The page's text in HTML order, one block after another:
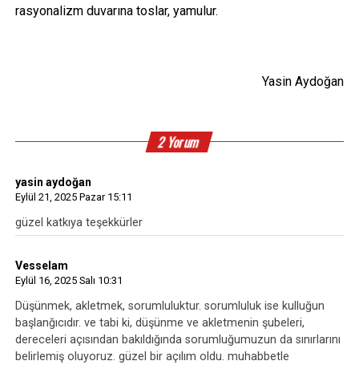
rasyonalizm duvarına toslar, yamulur.
Yasin Aydoğan
2 Yorum
yasin aydoğan
Eylül 21, 2025 Pazar 15:11
güzel katkıya teşekkürler
Vesselam
Eylül 16, 2025 Salı 10:31
Düşünmek, akletmek, sorumluluktur. sorumluluk ise kulluğun
başlanğıcıdır. ve tabi ki, düşünme ve akletmenin şubeleri,
dereceleri açısından bakıldığında sorumluğumuzun da sınırlarını
belirlemiş oluyoruz. güzel bir açılım oldu. muhabbetle